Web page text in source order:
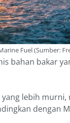
Fuel (Sumber:
bahan bakar
lebih
dengan